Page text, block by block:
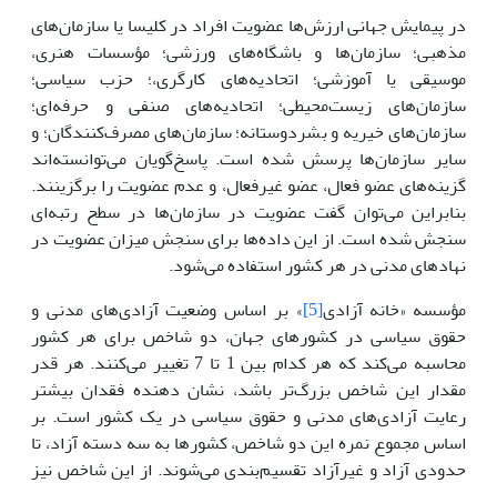
در پیمایش جهانی ارزش‌ها عضویت افراد در کلیسا یا سازمان‌های
مذهبی؛ سازمان‌ها و باشگاه‌های ورزشی؛ مؤسسات هنری،
موسیقی یا آموزشی؛ اتحادیه‌های کارگری،؛ حزب سیاسی؛
سازمان‌های زیست‌محیطی؛ اتحادیه‌های صنفی و حرفه‌ای؛
سازمان‌های خیریه و بشردوستانه؛ سازمان‌های مصرف‌کنندگان؛ و
سایر سازمان‌ها پرسش شده است. پاسخ‌گویان می‌توانسته‌اند
گزینه‌های عضو فعال، عضو غیرفعال، و عدم عضویت را برگزینند.
بنابراین می‌توان گفت عضویت در سازمان‌ها در سطح رتبه‌ای
سنجش شده است. از این داده‌ها برای سنجش میزان عضویت در
نهادهای مدنی در هر کشور استفاده می‌شود.
مؤسسه «خانه آزادی[5] » بر اساس وضعیت آزادی‌های مدنی و
حقوق سیاسی در کشورهای جهان، دو شاخص برای هر کشور
محاسبه می‌کند که هر کدام بین 1 تا 7 تغییر می‌کنند. هر قدر
مقدار این شاخص بزرگ‌تر باشد، نشان دهنده فقدان بیشتر
رعایت آزادی‌های مدنی و حقوق سیاسی در یک کشور است. بر
اساس مجموع نمره این دو شاخص، کشورها به سه دسته آزاد، تا
حدودی آزاد و غیرآزاد تقسیم‌بندی می‌شوند. از این شاخص نیز